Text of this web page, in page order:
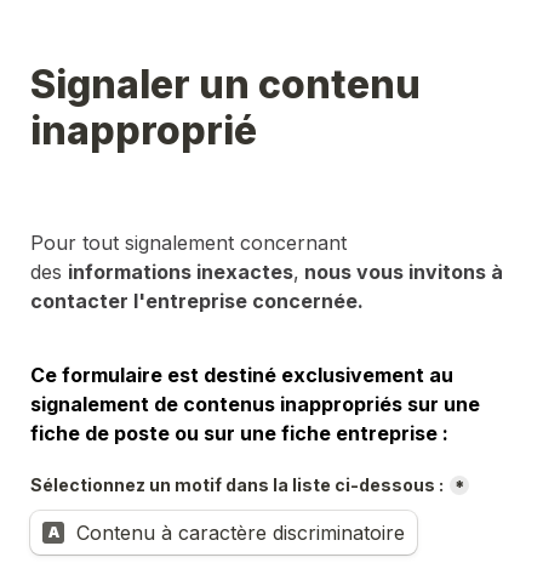
Signaler un contenu
inapproprié
Pour tout signalement concernant
des informations inexactes, nous vous invitons à
contacter l'entreprise concernée.
Ce formulaire est destiné exclusivement au
signalement de contenus inappropriés sur une
fiche de poste ou sur une fiche entreprise :
Sélectionnez un motif dans la liste ci-dessous : *
A Contenu à caractère discriminatoire